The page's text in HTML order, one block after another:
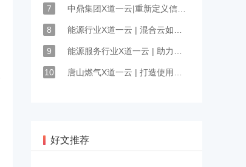
7 中鼎集团X道一云|重新定义信息化财务管理
8 能源行业X道一云 | 混合云如何实现700家加油站的管理流程再造？
9 能源服务行业X道一云 | 助力跨国企业高效管理上千家合作客户
10 唐山燃气X道一云 | 打造使用门槛低、高效的任务执行管理平台
好文推荐